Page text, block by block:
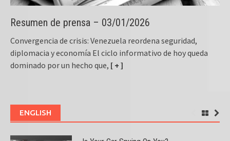
Resumen de prensa – 03/01/2026
Convergencia de crisis: Venezuela reordena seguridad,
diplomacia y economía El ciclo informativo de hoy queda
dominado por un hecho que, [ + ]
ENGLISH